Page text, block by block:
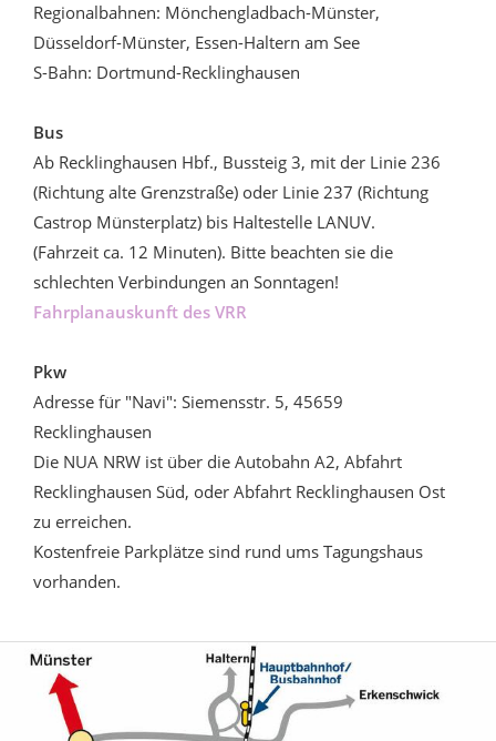
Regionalbahnen: Mönchengladbach-Münster,
Düsseldorf-Münster, Essen-Haltern am See
S-Bahn: Dortmund-Recklinghausen
Bus
Ab Recklinghausen Hbf., Bussteig 3, mit der Linie 236
(Richtung alte Grenzstraße) oder Linie 237 (Richtung
Castrop Münsterplatz) bis Haltestelle LANUV.
(Fahrzeit ca. 12 Minuten). Bitte beachten sie die
schlechten Verbindungen an Sonntagen!
Fahrplanauskunft des VRR
Pkw
Adresse für "Navi": Siemensstr. 5, 45659
Recklinghausen
Die NUA NRW ist über die Autobahn A2, Abfahrt
Recklinghausen Süd, oder Abfahrt Recklinghausen Ost
zu erreichen.
Kostenfreie Parkplätze sind rund ums Tagungshaus
vorhanden.